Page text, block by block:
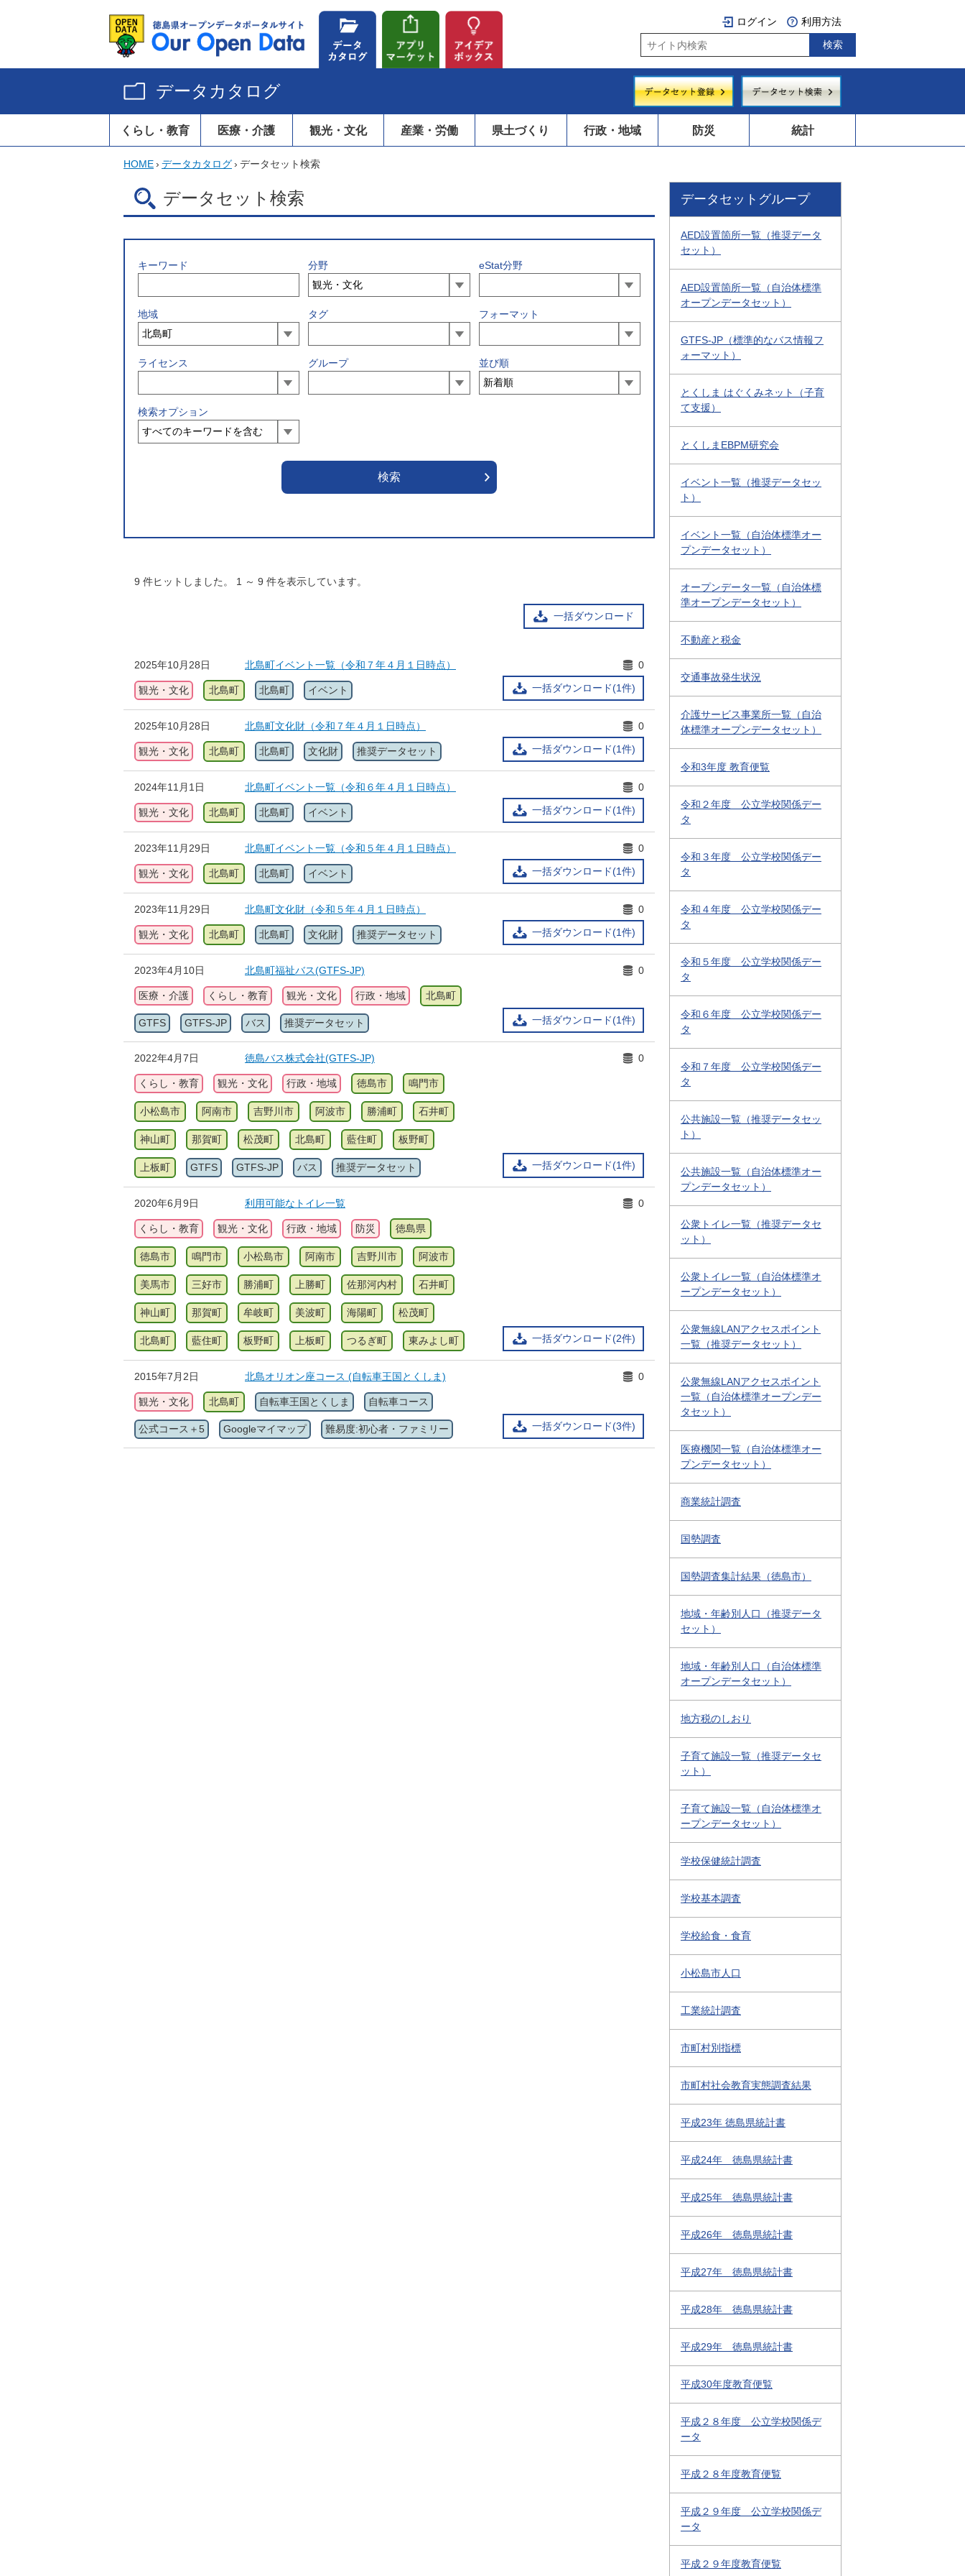
ログイン 利用方法
データカタログ
くらし・教育 医療・介護 観光・文化 産業・労働 県土づくり 行政・地域 防災 統計
HOME› データカタログ› データセット検索
データセット検索
キーワード 分野 eStat分野
地域 タグ フォーマット
ライセンス グループ 並び順
検索オプション
9 件ヒットしました。 1 ～ 9 件を表示しています。
一括ダウンロード
2025年10月28日
北島町イベント一覧（令和７年４月１日時点）
一括ダウンロード(1件)
0
観光・文化 北島町 北島町 イベント
2025年10月28日
北島町文化財（令和７年４月１日時点）
一括ダウンロード(1件)
0
観光・文化 北島町 北島町 文化財 推奨データセット
2024年11月1日
北島町イベント一覧（令和６年４月１日時点）
一括ダウンロード(1件)
0
観光・文化 北島町 北島町 イベント
2023年11月29日
北島町イベント一覧（令和５年４月１日時点）
一括ダウンロード(1件)
0
観光・文化 北島町 北島町 イベント
2023年11月29日
北島町文化財（令和５年４月１日時点）
一括ダウンロード(1件)
0
観光・文化 北島町 北島町 文化財 推奨データセット
2023年4月10日 北島町福祉バス(GTFS-JP)
一括ダウンロード(1件)
0
医療・介護 くらし・教育 観光・文化 行政・地域 北島町
GTFS GTFS-JP バス 推奨データセット
2022年4月7日 徳島バス株式会社(GTFS-JP)
一括ダウンロード(1件)
0
くらし・教育 観光・文化 行政・地域 徳島市 鳴門市
小松島市 阿南市 吉野川市 阿波市 勝浦町 石井町
神山町 那賀町 松茂町 北島町 藍住町 板野町
上板町 GTFS GTFS-JP バス 推奨データセット
2020年6月9日 利用可能なトイレ一覧
一括ダウンロード(2件)
0
くらし・教育 観光・文化 行政・地域 防災 徳島県
徳島市 鳴門市 小松島市 阿南市 吉野川市 阿波市
美馬市 三好市 勝浦町 上勝町 佐那河内村 石井町
神山町 那賀町 牟岐町 美波町 海陽町 松茂町
北島町 藍住町 板野町 上板町 つるぎ町 東みよし町
2015年7月2日 北島オリオン座コース (自転車王国とくしま)
一括ダウンロード(3件)
0
観光・文化 北島町 自転車王国とくしま 自転車コース
公式コース＋5 Googleマイマップ 難易度:初心者・ファミリー
データセットグループ
AED設置箇所一覧（推奨データ
セット）
AED設置箇所一覧（自治体標準
オープンデータセット）
GTFS-JP（標準的なバス情報フ
ォーマット）
とくしま はぐくみネット（子育
て支援）
とくしまEBPM研究会
イベント一覧（推奨データセッ
ト）
イベント一覧（自治体標準オー
プンデータセット）
オープンデータ一覧（自治体標
準オープンデータセット）
不動産と税金
交通事故発生状況
介護サービス事業所一覧（自治
体標準オープンデータセット）
令和3年度 教育便覧
令和２年度 公立学校関係デー
タ
令和３年度 公立学校関係デー
タ
令和４年度 公立学校関係デー
タ
令和５年度 公立学校関係デー
タ
令和６年度 公立学校関係デー
タ
令和７年度 公立学校関係デー
タ
公共施設一覧（推奨データセッ
ト）
公共施設一覧（自治体標準オー
プンデータセット）
公衆トイレ一覧（推奨データセ
ット）
公衆トイレ一覧（自治体標準オ
ープンデータセット）
公衆無線LANアクセスポイント
一覧（推奨データセット）
公衆無線LANアクセスポイント
一覧（自治体標準オープンデー
タセット）
医療機関一覧（自治体標準オー
プンデータセット）
商業統計調査
国勢調査
国勢調査集計結果（徳島市）
地域・年齢別人口（推奨データ
セット）
地域・年齢別人口（自治体標準
オープンデータセット）
地方税のしおり
子育て施設一覧（推奨データセ
ット）
子育て施設一覧（自治体標準オ
ープンデータセット）
学校保健統計調査
学校基本調査
学校給食・食育
小松島市人口
工業統計調査
市町村別指標
市町村社会教育実態調査結果
平成23年 徳島県統計書
平成24年 徳島県統計書
平成25年 徳島県統計書
平成26年 徳島県統計書
平成27年 徳島県統計書
平成28年 徳島県統計書
平成29年 徳島県統計書
平成30年度教育便覧
平成２８年度 公立学校関係デ
ータ
平成２８年度教育便覧
平成２９年度 公立学校関係デ
ータ
平成２９年度教育便覧